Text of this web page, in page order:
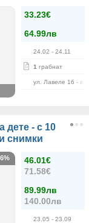
33.23€
64.99лв
24.02 - 24.11
1 грабнат
ул. Лавеле 16 - в
дете - с 10
снимки
46.01€
71.58€
89.99лв
140.00лв
23.05 - 23.09